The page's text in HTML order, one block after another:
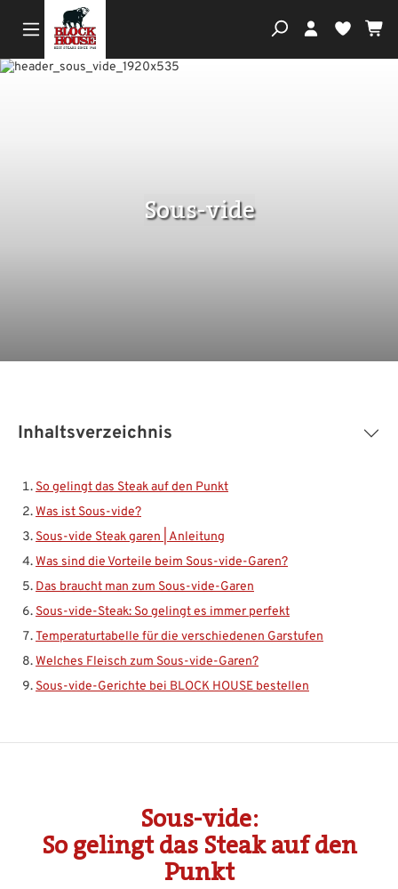
Du
Sous-vide
Inhaltsverzeichnis
So gelingt das Steak auf den Punkt
Was ist Sous-vide?
Sous-vide Steak garen | Anleitung
Was sind die Vorteile beim Sous-vide-Garen?
Das braucht man zum Sous-vide-Garen
Sous-vide-Steak: So gelingt es immer perfekt
Temperaturtabelle für die verschiedenen Garstufen
Welches Fleisch zum Sous-vide-Garen?
Sous-vide-Gerichte bei BLOCK HOUSE bestellen
Sous-vide:
So gelingt das Steak auf den
Punkt